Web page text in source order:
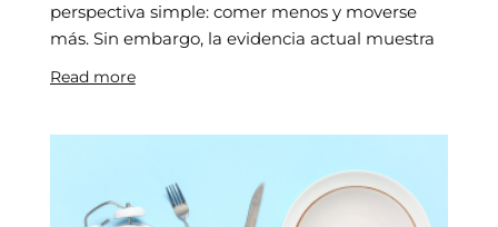
perspectiva simple: comer menos y moverse
más. Sin embargo, la evidencia actual muestra
Read more